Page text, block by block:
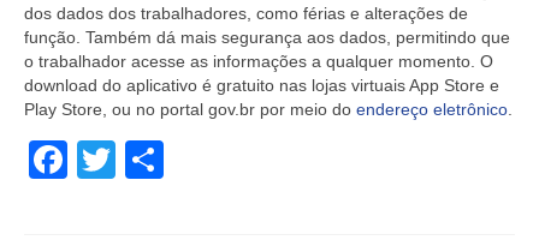
dos dados dos trabalhadores, como férias e alterações de
função. Também dá mais segurança aos dados, permitindo que
o trabalhador acesse as informações a qualquer momento. O
download do aplicativo é gratuito nas lojas virtuais App Store e
Play Store, ou no portal gov.br por meio do endereço eletrônico
Facebook
Twitter